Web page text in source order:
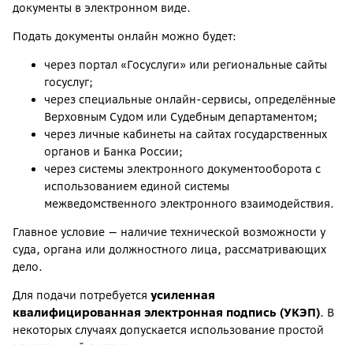
документы в электронном виде.
Подать документы онлайн можно будет:
через портал «Госуслуги» или региональные сайты
госуслуг;
через специальные онлайн-сервисы, определённые
Верховным Судом или Судебным департаментом;
через личные кабинеты на сайтах государственных
органов и Банка России;
через системы электронного документооборота с
использованием единой системы
межведомственного электронного взаимодействия.
Главное условие — наличие технической возможности у
суда, органа или должностного лица, рассматривающих
дело.
Для подачи потребуется усиленная
квалифицированная электронная подпись (УКЭП). В
некоторых случаях допускается использование простой